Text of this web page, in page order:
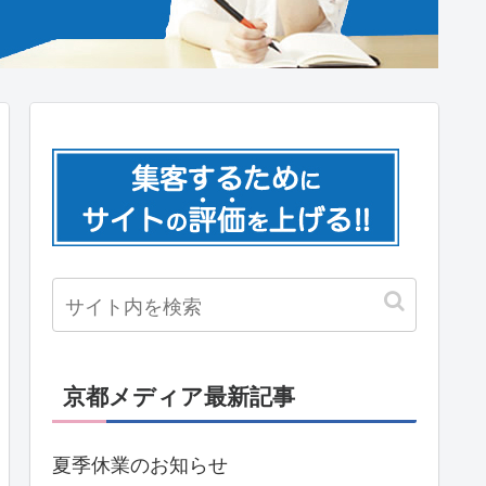
京都メディア最新記事
夏季休業のお知らせ